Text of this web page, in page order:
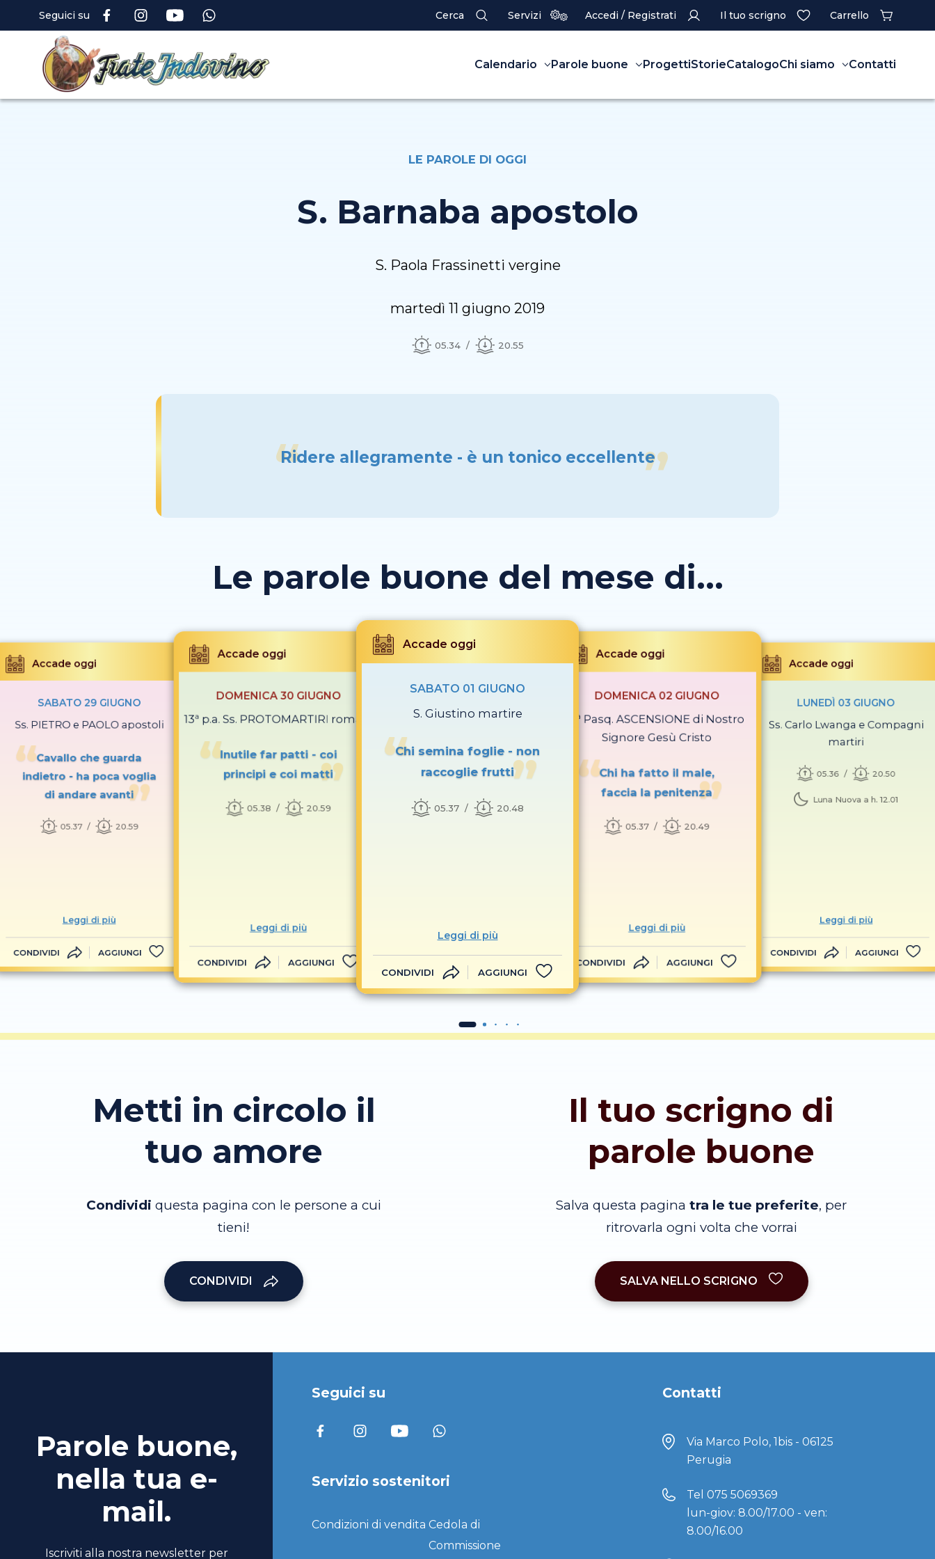
Seguici su Cerca Servizi Accedi / Registrati Il tuo scrigno Carrello
Calendario Parole buone ProgettiStorieCatalogoChi siamo Contatti
LE PAROLE DI OGGI
S. Barnaba apostolo
S. Paola Frassinetti vergine
martedì 11 giugno 2019
05.34 20.55
Ridere allegramente - è un tonico eccellente
Le parole buone del mese di...
Accade oggi
SABATO 29 GIUGNO
Ss. PIETRO e PAOLO apostoli
Cavallo che guarda
indietro - ha poca voglia
di andare avanti
05.37 20.59
Leggi di più
CONDIVIDI AGGIUNGI
Accade oggi
DOMENICA 30 GIUGNO
13ª p.a. Ss. PROTOMARTIRI romani
Inutile far patti - coi
principi e coi matti
05.38 20.59
Leggi di più
CONDIVIDI AGGIUNGI
Accade oggi
SABATO 01 GIUGNO
S. Giustino martire
Chi semina foglie - non
raccoglie frutti
05.37 20.48
Leggi di più
CONDIVIDI AGGIUNGI
Accade oggi
DOMENICA 02 GIUGNO
7ª Pasq. ASCENSIONE di Nostro
Signore Gesù Cristo
Chi ha fatto il male,
faccia la penitenza
05.37 20.49
Leggi di più
CONDIVIDI AGGIUNGI
Accade oggi
LUNEDÌ 03 GIUGNO
Ss. Carlo Lwanga e Compagni
martiri
05.36 20.50
Luna Nuova a h. 12.01
Leggi di più
CONDIVIDI AGGIUNGI
Metti in circolo il
tuo amore
Condividi questa pagina con le persone a cui
tieni!
CONDIVIDI
Il tuo scrigno di
parole buone
Salva questa pagina tra le tue preferite, per
ritrovarla ogni volta che vorrai
SALVA NELLO SCRIGNO
Parole buone,
nella tua e-
mail.
Iscriviti alla nostra newsletter per
Seguici su
Servizio sostenitori
Condizioni di vendita Cedola di
Commissione
Contatti
Via Marco Polo, 1bis - 06125
Perugia
Tel 075 5069369
lun-giov: 8.00/17.00 - ven:
8.00/16.00